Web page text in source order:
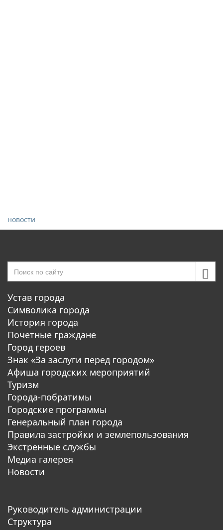
новости
Устав города
Символика города
История города
Почетные граждане
Город героев
Знак «За заслуги перед городом»
Афиша городских мероприятий
Туризм
Города-побратимы
Городские программы
Генеральный план города
Правила застройки и землепользования
Экстренные службы
Медиа галерея
Новости
Руководитель администрации
Структура